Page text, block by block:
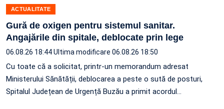
ACTUALITATE
Gură de oxigen pentru sistemul sanitar.
Angajările din spitale, deblocate prin lege
06.08.26 18:44Ultima modificare 06.08.26 18:50
Cu toate că a solicitat, printr-un memorandum adresat
Ministerului Sănătății, deblocarea a peste o sută de posturi,
Spitalul Județean de Urgență Buzău a primit acordul…